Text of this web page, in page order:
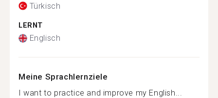
Türkisch
LERNT
Englisch
Meine Sprachlernziele
I want to practice and improve my English...